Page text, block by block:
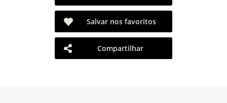
Salvar nos favoritos
Compartilhar